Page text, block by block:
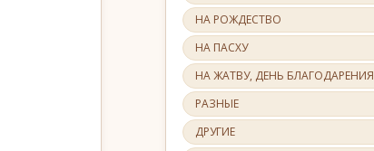
НА РОЖДЕСТВО
НА ПАСХУ
НА ЖАТВУ, ДЕНЬ БЛАГОДАРЕНИЯ
РАЗНЫЕ
ДРУГИЕ